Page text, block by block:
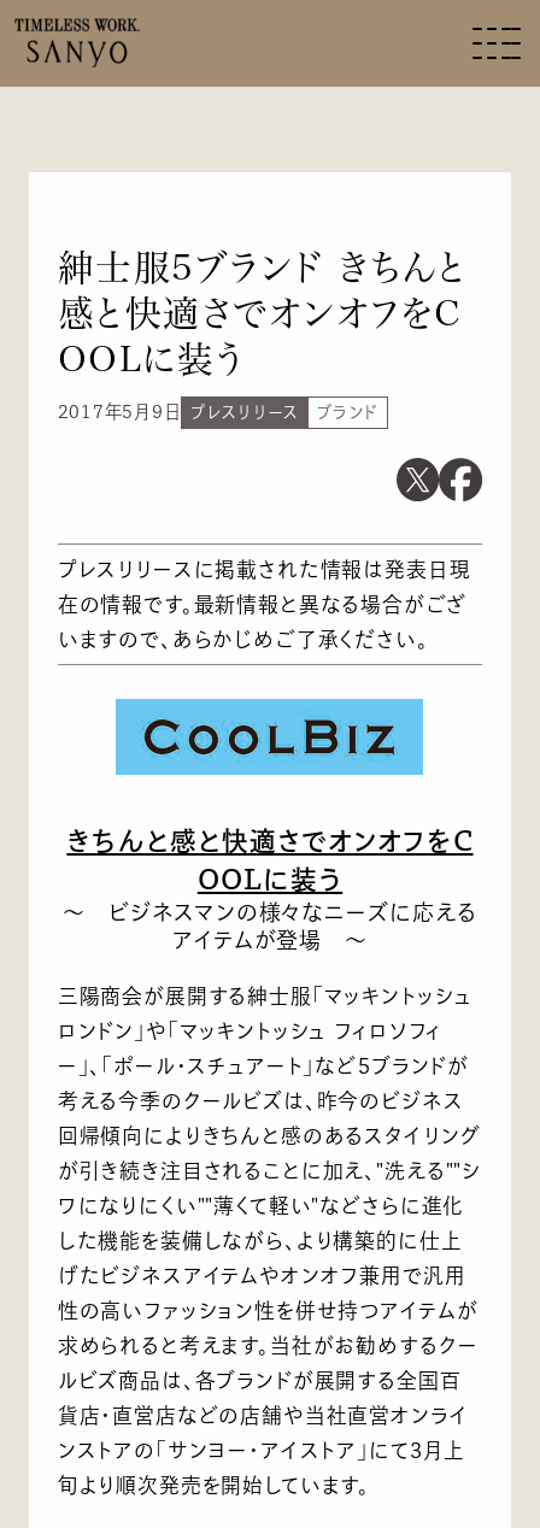
紳士服5ブランド きちんと
感と快適さでオンオフをC
OOLに装う
2017年5月9日 プレスリリース ブランド
プレスリリースに掲載された情報は発表日現
在の情報です。最新情報と異なる場合がござ
いますので、あらかじめご了承ください。
きちんと感と快適さでオンオフをC
OOLに装う
～ ビジネスマンの様々なニーズに応える
アイテムが登場 ～
三陽商会が展開する紳士服「マッキントッシュ
ロンドン」や「マッキントッシュ フィロソフィ
ー」、「ポール・スチュアート」など5ブランドが
考える今季のクールビズは、昨今のビジネス
回帰傾向によりきちんと感のあるスタイリング
が引き続き注目されることに加え、"洗える""シ
ワになりにくい""薄くて軽い"などさらに進化
した機能を装備しながら、より構築的に仕上
げたビジネスアイテムやオンオフ兼用で汎用
性の高いファッション性を併せ持つアイテムが
求められると考えます。当社がお勧めするクー
ルビズ商品は、各ブランドが展開する全国百
貨店・直営店などの店舗や当社直営オンライ
ンストアの「サンヨー・アイストア」にて3月上
旬より順次発売を開始しています。